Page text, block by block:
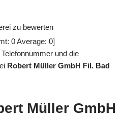
zu bewerten
0Average: 0]
und die
Robert Müller GmbH Fil. Bad
Müller GmbH